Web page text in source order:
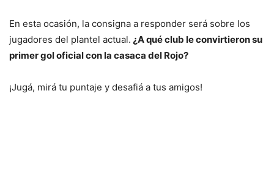
En esta ocasión, la consigna a responder será sobre los
jugadores del plantel actual. ¿A qué club le convirtieron su
primer gol oficial con la casaca del Rojo?
¡Jugá, mirá tu puntaje y desafiá a tus amigos!